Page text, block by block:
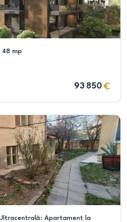
48 mp
93 850
Apartament la